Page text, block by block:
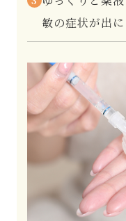
敏の症状が出に